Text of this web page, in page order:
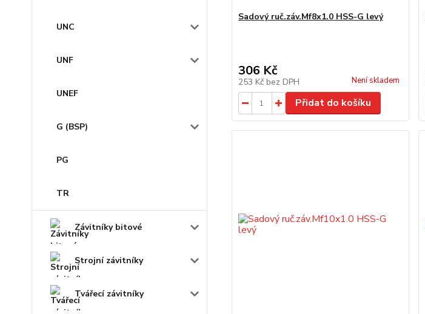
UNC
UNF
UNEF
G (BSP)
PG
TR
Závitníky bitové
Strojní závitníky
Tvářecí závitníky
Sadový ruč.záv.Mf8x1.0 HSS-G levý
306 Kč
253 Kč bez DPH Není skladem
Přidat do košíku